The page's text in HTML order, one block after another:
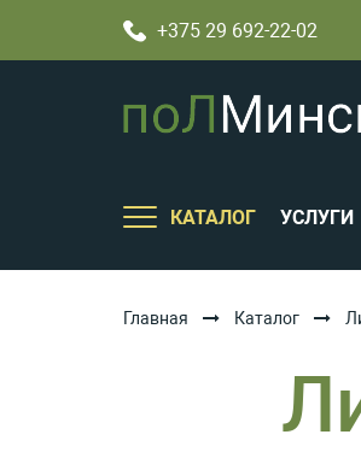
+375 29 692-22-02
КАТАЛОГ УСЛУГИ
Главная Каталог